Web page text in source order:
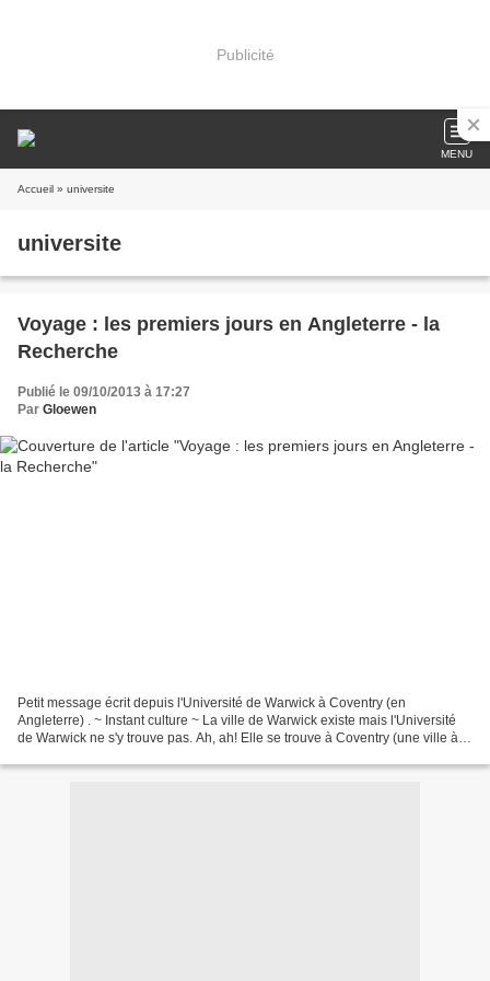
Publicité
MENU
Accueil » universite
universite
Voyage : les premiers jours en Angleterre - la
Recherche
Publié le 09/10/2013 à 17:27
Par Gloewen
Petit message écrit depuis l'Université de Warwick à Coventry (en
Angleterre) . ~ Instant culture ~ La ville de Warwick existe mais l'Université
de Warwick ne s'y trouve pas. Ah, ah! Elle se trouve à Coventry (une ville à